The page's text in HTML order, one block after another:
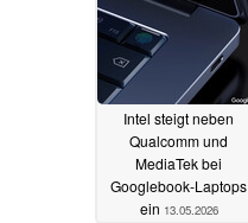
Intel steigt neben
Qualcomm und
MediaTek bei
Googlebook-Laptops
ein 13.05.2026